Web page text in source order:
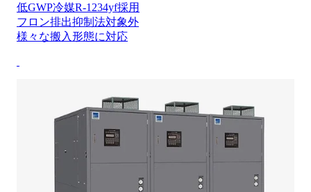
低GWP冷媒R-1234yf採用
フロン排出抑制法対象外
様々な搬入形態に対応